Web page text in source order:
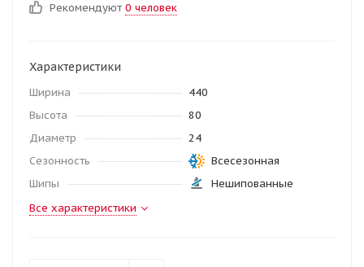
Рекомендуют 0 человек
Характеристики
Ширина
440
Высота
80
Диаметр
24
Сезонность
Всесезонная
Шипы
Нешипованные
Все характеристики